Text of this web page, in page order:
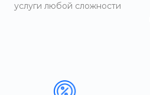
услуги любой сложности